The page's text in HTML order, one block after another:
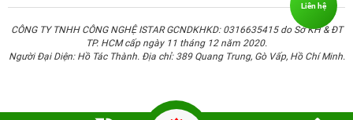
CÔNG TY TNHH CÔNG NGHỆ ISTAR GCNDKHKD: 0316635415 do Sở KH & ĐT
TP. HCM cấp ngày 11 tháng 12 năm 2020.
Người Đại Diện: Hồ Tác Thành. Địa chỉ: 389 Quang Trung, Gò Vấp, Hồ Chí Minh.
Liên hệ